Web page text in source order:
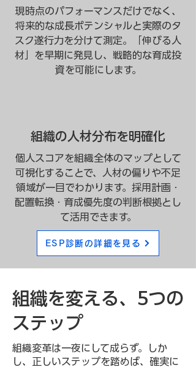
現時点のパフォーマンスだけでなく、
将来的な成長ポテンシャルと実際のタ
スク遂行力を分けて測定。「伸びる人
材」を早期に発見し、戦略的な育成投
資を可能にします。
組織の人材分布を明確化
個人スコアを組織全体のマップとして
可視化することで、人材の偏りや不足
領域が一目でわかります。採用計画・
配置転換・育成優先度の判断根拠とし
て活用できます。
ESP診断の詳細を見る
組織を変える、5つの
ステップ
組織変革は一夜にして成らず。しか
し、正しいステップを踏めば、確実に